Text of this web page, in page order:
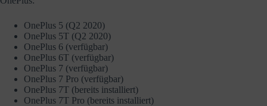
OnePlus 5 (Q2 2020)
OnePlus 5T (Q2 2020)
OnePlus 6 (verfügbar)
OnePlus 6T (verfügbar)
OnePlus 7 (verfügbar)
OnePlus 7 Pro (verfügbar)
OnePlus 7T (bereits installiert)
OnePlus 7T Pro (bereits installiert)